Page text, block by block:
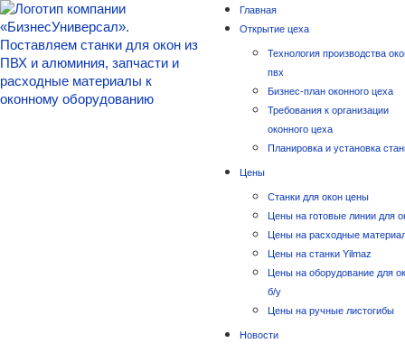
Главная
Открытие цеха
Технология производства
пвх
Бизнес-план оконного цеха
Требования к организации
оконного цеха
Планировка и установка
Цены
Станки для окон цены
Цены на готовые линии для
Цены на расходные
Цены на станки Yilmaz
Цены на оборудование для
б/у
Цены на ручные листогибы
Новости